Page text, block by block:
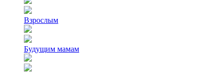
Взрослым
Будущим мамам